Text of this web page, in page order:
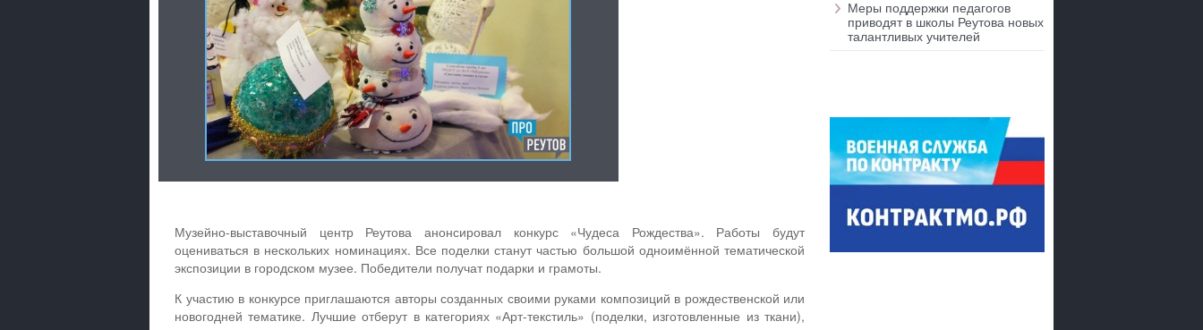
Музейно-выставочный центр Реутова анонсировал конкурс «Чудеса Рождества». Работы будут
оцениваться в нескольких номинациях. Все поделки станут частью большой одноимённой тематической
экспозиции в городском музее. Победители получат подарки и грамоты.
К участию в конкурсе приглашаются авторы созданных своими руками композиций в рождественской или
новогодней тематике. Лучшие отберут в категориях «Арт-текстиль» (поделки, изготовленные из ткани),
Меры поддержки педагогов
приводят в школы Реутова новых
талантливых учителей